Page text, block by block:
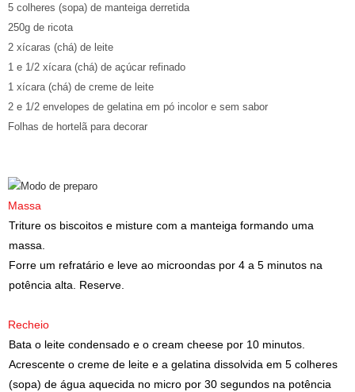
5 colheres (sopa) de manteiga derretida
250g de ricota
2 xícaras (chá) de leite
1 e 1/2 xícara (chá) de açúcar refinado
1 xícara (chá) de creme de leite
2 e 1/2 envelopes de gelatina em pó incolor e sem sabor
Folhas de hortelã para decorar
Massa
Triture os biscoitos e misture com a manteiga formando uma
massa.
Forre um refratário e leve ao microondas por 4 a 5 minutos na
potência alta. Reserve.
Recheio
Bata o leite condensado e o cream cheese por 10 minutos.
Acrescente o creme de leite e a gelatina dissolvida em 5 colheres
(sopa) de água aquecida no micro por 30 segundos na potência